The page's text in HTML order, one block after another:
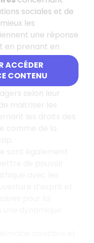
ACCÉDER
CONTENU
sociales et de
les
une réponse
en prenant en
en vigueur dans
selon leur
maitriser les